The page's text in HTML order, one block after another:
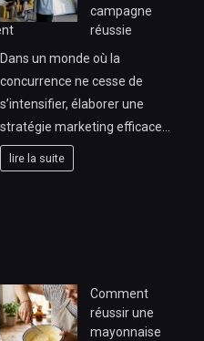
campagne
réussie
Dans un monde où la
concurrence ne cesse de
s’intensifier, élaborer une
stratégie marketing efficace…
lire la suite
Comment
réussir une
mayonnaise